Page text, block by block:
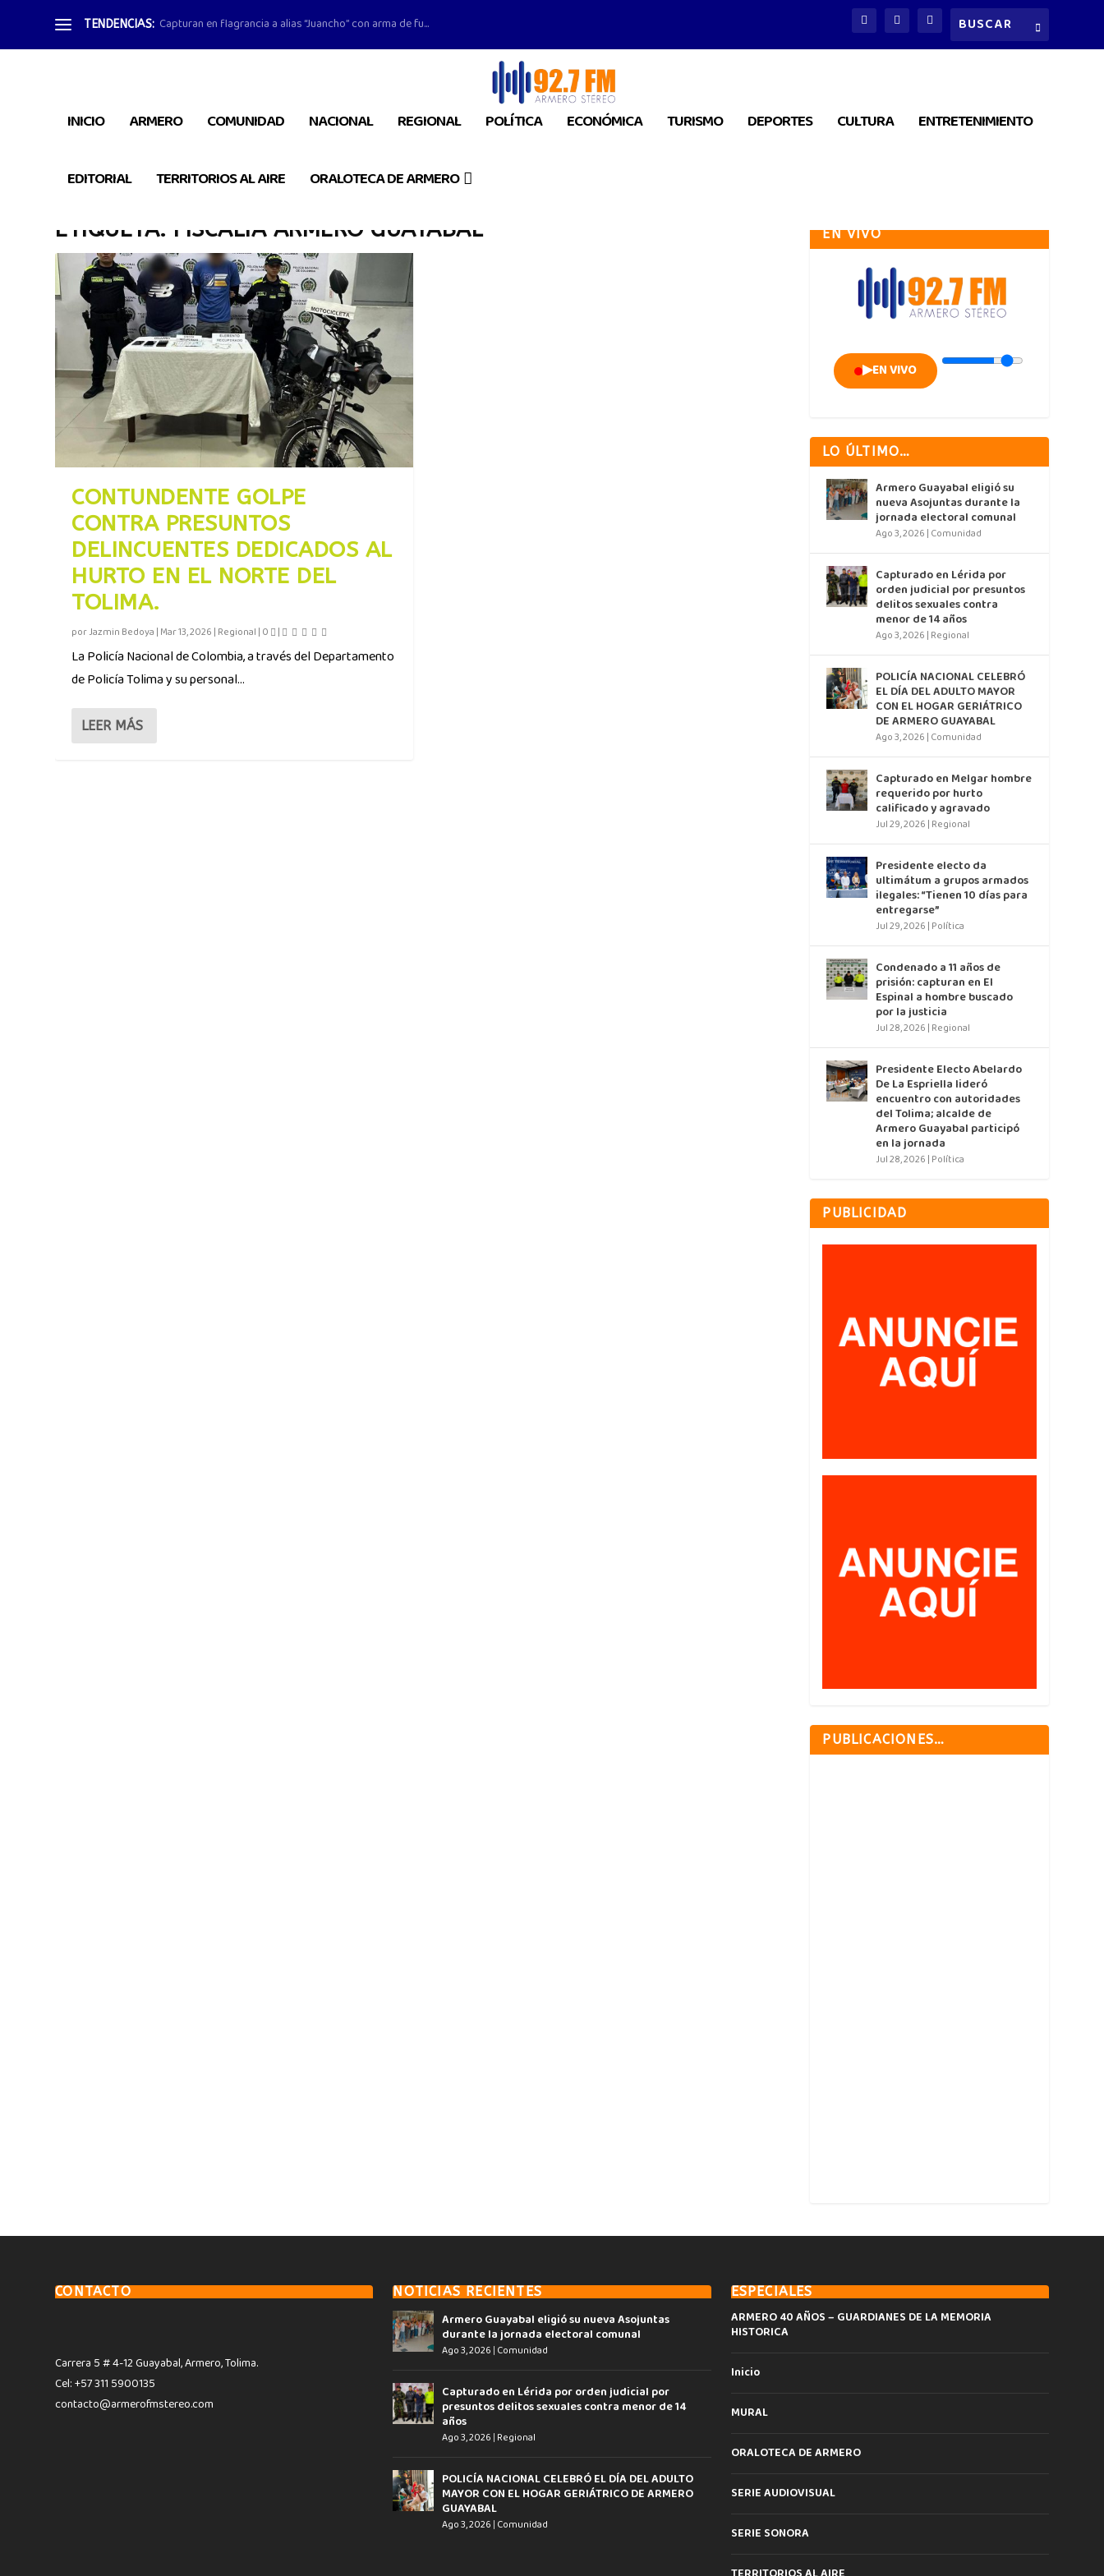
TENDENCIAS: Capturan en flagrancia a alias “Juancho” con arma de fu...
INICIO ARMERO COMUNIDAD NACIONAL REGIONAL POLÍTICA ECONÓMICA TURISMO DEPORTES CULTURA ENTRETENIMIENTO
EDITORIAL TERRITORIOS AL AIRE ORALOTECA DE ARMERO
ETIQUETA: FISCALÍA ARMERO GUAYABAL
CONTUNDENTE GOLPE
CONTRA PRESUNTOS
DELINCUENTES DEDICADOS AL
HURTO EN EL NORTE DEL
TOLIMA.
porJazmin Bedoya | Mar 13, 2026 | Regional | 0 |
La Policía Nacional de Colombia, a través del Departamento
de Policía Tolima y su personal...
LEER MÁS
EN VIVO
▶EN VIVO
LO ÚLTIMO…
Armero Guayabal eligió su
nueva Asojuntas durante la
jornada electoral comunal
Ago 3, 2026 | Comunidad
Capturado en Lérida por
orden judicial por presuntos
delitos sexuales contra
menor de 14 años
Ago 3, 2026 | Regional
POLICÍA NACIONAL CELEBRÓ
EL DÍA DEL ADULTO MAYOR
CON EL HOGAR GERIÁTRICO
DE ARMERO GUAYABAL
Ago 3, 2026 | Comunidad
Capturado en Melgar hombre
requerido por hurto
calificado y agravado
Jul 29, 2026 | Regional
Presidente electo da
ultimátum a grupos armados
ilegales: “Tienen 10 días para
entregarse”
Jul 29, 2026 | Política
Condenado a 11 años de
prisión: capturan en El
Espinal a hombre buscado
por la justicia
Jul 28, 2026 | Regional
Presidente Electo Abelardo
De La Espriella lideró
encuentro con autoridades
del Tolima; alcalde de
Armero Guayabal participó
en la jornada
Jul 28, 2026 | Política
PUBLICIDAD
PUBLICACIONES…
CONTACTO
Carrera 5 # 4-12 Guayabal, Armero, Tolima.
Cel: +57 311 5900135
contacto@armerofmstereo.com
NOTICIAS RECIENTES
Armero Guayabal eligió su nueva Asojuntas
durante la jornada electoral comunal
Ago 3, 2026 | Comunidad
Capturado en Lérida por orden judicial por
presuntos delitos sexuales contra menor de 14
años
Ago 3, 2026 | Regional
POLICÍA NACIONAL CELEBRÓ EL DÍA DEL ADULTO
MAYOR CON EL HOGAR GERIÁTRICO DE ARMERO
GUAYABAL
Ago 3, 2026 | Comunidad
ESPECIALES
ARMERO 40 AÑOS – GUARDIANES DE LA MEMORIA
HISTORICA
Inicio
MURAL
ORALOTECA DE ARMERO
SERIE AUDIOVISUAL
SERIE SONORA